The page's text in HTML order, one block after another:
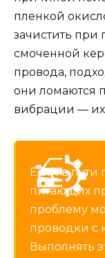
пленкой
зачистить
смоченной
провода,
они ломаются
вибрации — их
Если в пути
питающих
проблему
проводки с
Выполнять